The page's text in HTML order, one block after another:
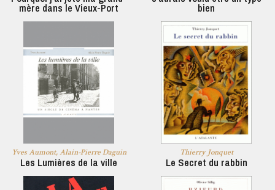
mère dans le Vieux-Port bien
Yves Aumont, Alain-Pierre Daguin
Les Lumières de la ville
Thierry Jonquet
Le Secret du rabbin